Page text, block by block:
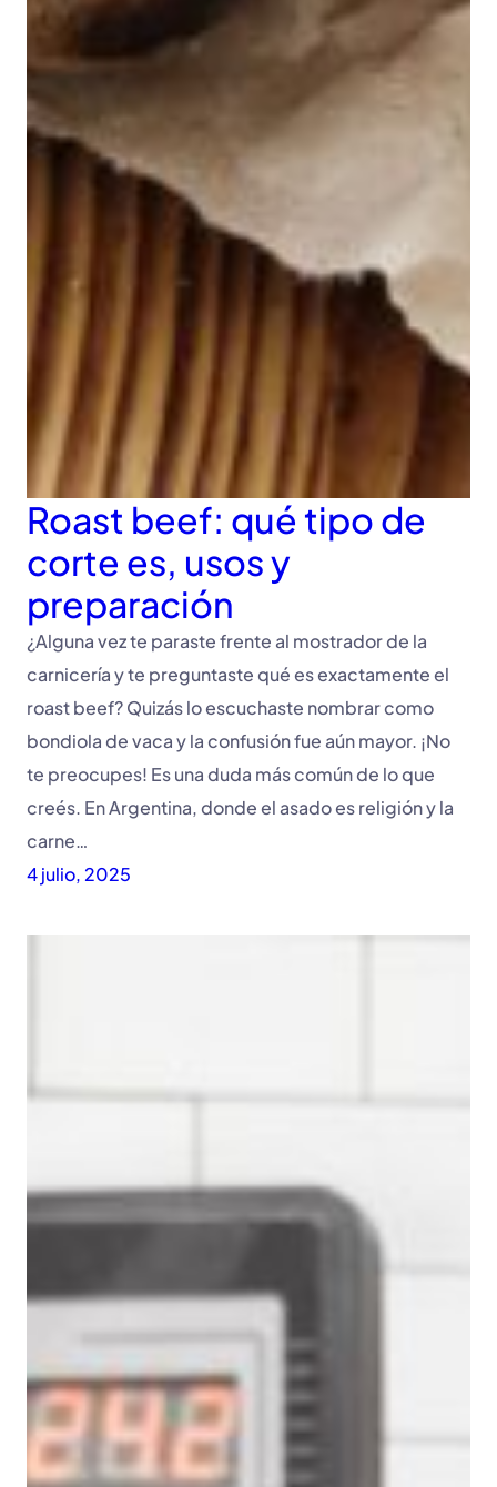
Roast beef: qué tipo de
corte es, usos y
preparación
¿Alguna vez te paraste frente al mostrador de la
carnicería y te preguntaste qué es exactamente el
roast beef? Quizás lo escuchaste nombrar como
bondiola de vaca y la confusión fue aún mayor. ¡No
te preocupes! Es una duda más común de lo que
creés. En Argentina, donde el asado es religión y la
carne…
4 julio, 2025